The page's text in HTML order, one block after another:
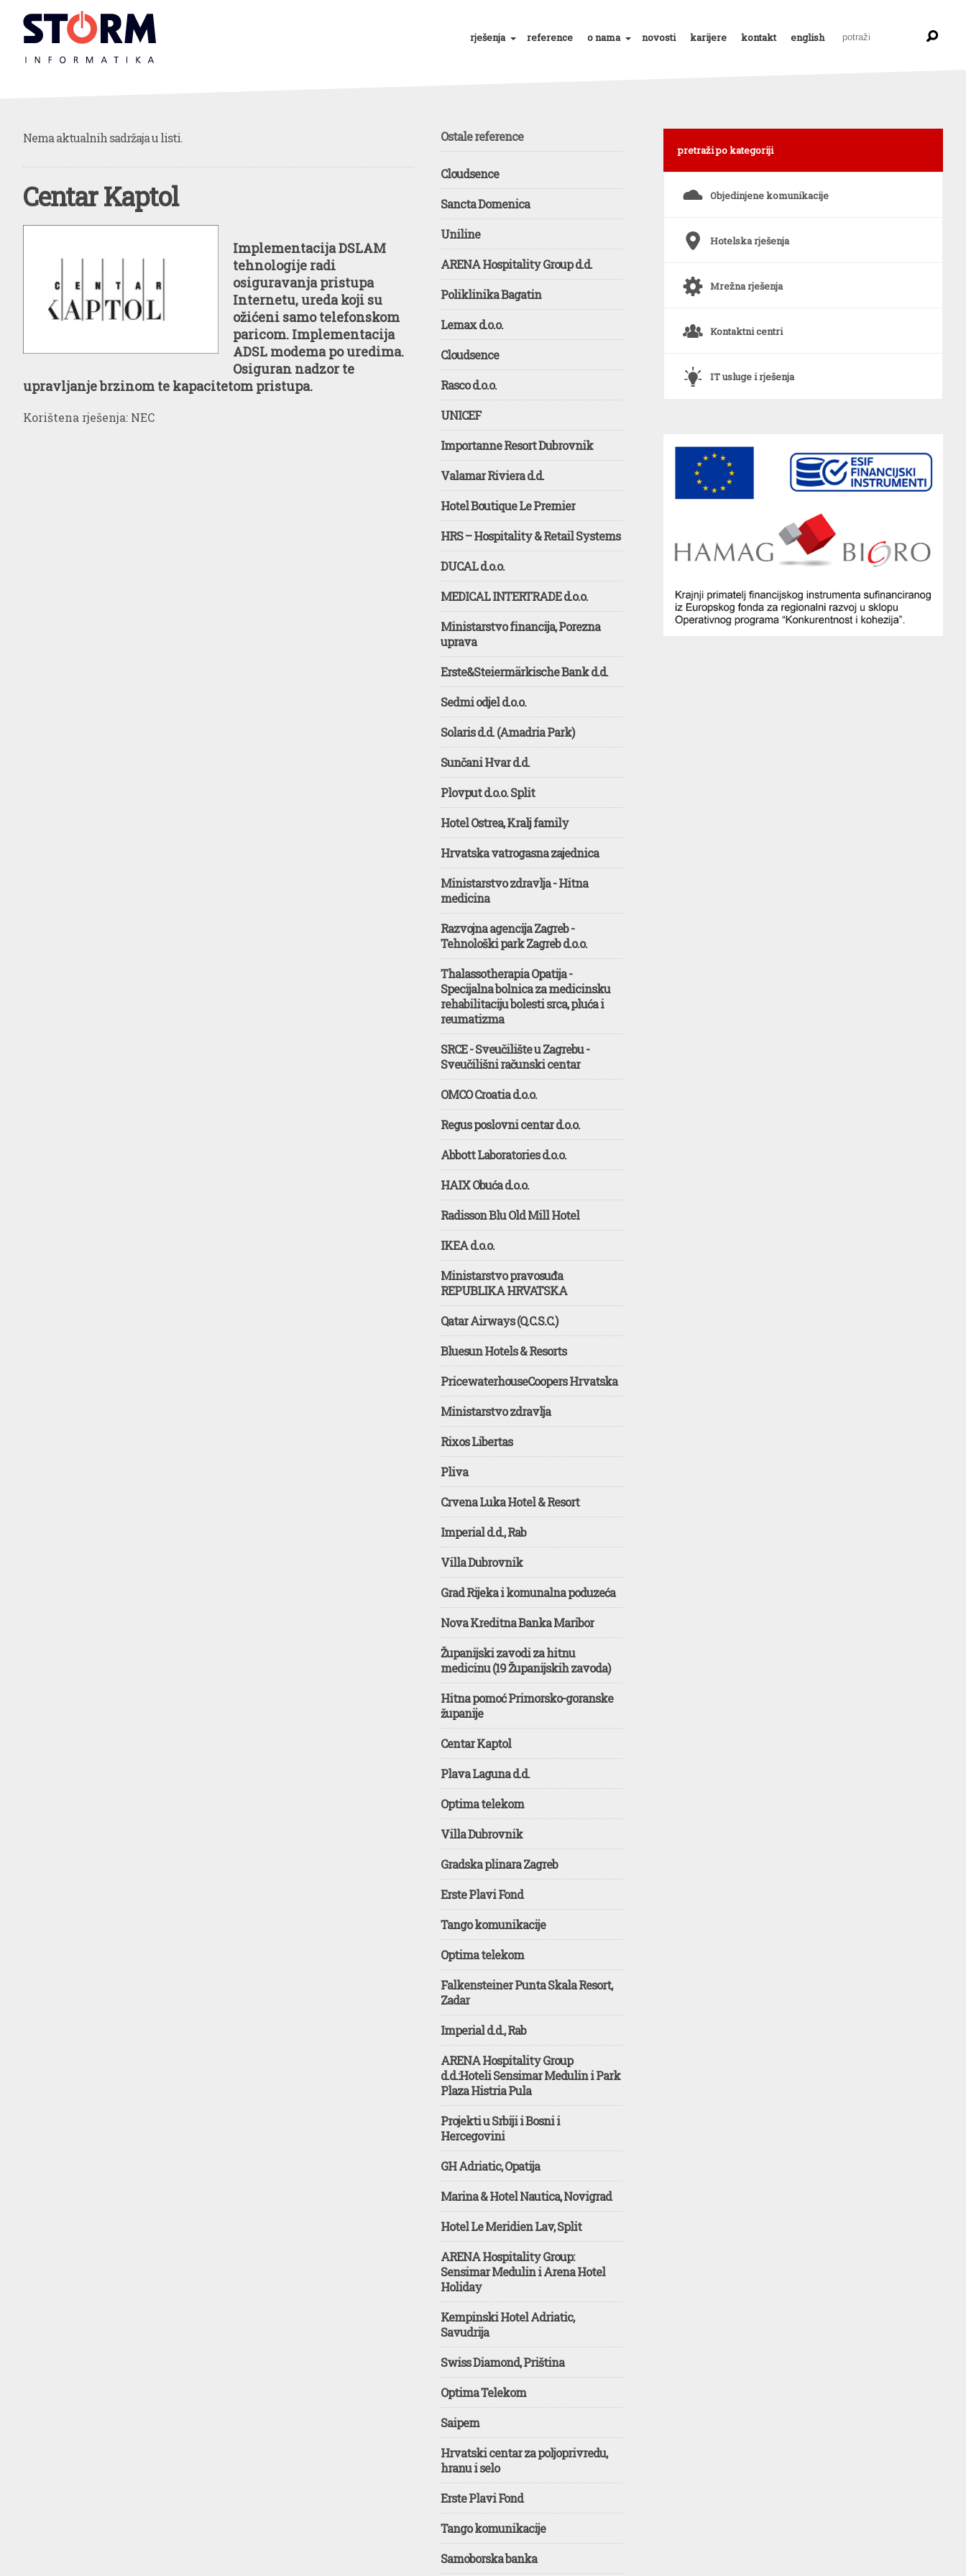
rješenja reference o nama novosti karijere kontakt english
Nema aktualnih sadržaja u listi.
Centar Kaptol
Implementacija DSLAM
tehnologije radi
osiguravanja pristupa
Internetu, ureda koji su
ožićeni samo telefonskom
paricom. Implementacija
ADSL modema po uredima.
Osiguran nadzor te
upravljanje brzinom te kapacitetom pristupa.
Korištena rješenja: NEC
Ostale reference
Cloudsence
Sancta Domenica
Uniline
ARENA Hospitality Group d.d.
Poliklinika Bagatin
Lemax d.o.o.
Cloudsence
Rasco d.o.o.
UNICEF
Importanne Resort Dubrovnik
Valamar Riviera d.d.
Hotel Boutique Le Premier
HRS – Hospitality & Retail Systems
DUCAL d.o.o.
MEDICAL INTERTRADE d.o.o.
Ministarstvo financija, Porezna
uprava
Erste&Steiermärkische Bank d.d.
Sedmi odjel d.o.o.
Solaris d.d. (Amadria Park)
Sunčani Hvar d.d.
Plovput d.o.o. Split
Hotel Ostrea, Kralj family
Hrvatska vatrogasna zajednica
Ministarstvo zdravlja - Hitna
medicina
Razvojna agencija Zagreb -
Tehnološki park Zagreb d.o.o.
Thalassotherapia Opatija -
Specijalna bolnica za medicinsku
rehabilitaciju bolesti srca, pluća i
reumatizma
SRCE - Sveučilište u Zagrebu -
Sveučilišni računski centar
OMCO Croatia d.o.o.
Regus poslovni centar d.o.o.
Abbott Laboratories d.o.o.
HAIX Obuća d.o.o.
Radisson Blu Old Mill Hotel
IKEA d.o.o.
Ministarstvo pravosuđa
REPUBLIKA HRVATSKA
Qatar Airways (Q.C.S.C.)
Bluesun Hotels & Resorts
PricewaterhouseCoopers Hrvatska
Ministarstvo zdravlja
Rixos Libertas
Pliva
Crvena Luka Hotel & Resort
Imperial d.d., Rab
Villa Dubrovnik
Grad Rijeka i komunalna poduzeća
Nova Kreditna Banka Maribor
Županijski zavodi za hitnu
medicinu (19 Županijskih zavoda)
Hitna pomoć Primorsko-goranske
županije
Centar Kaptol
Plava Laguna d.d.
Optima telekom
Villa Dubrovnik
Gradska plinara Zagreb
Erste Plavi Fond
Tango komunikacije
Optima telekom
Falkensteiner Punta Skala Resort,
Zadar
Imperial d.d., Rab
ARENA Hospitality Group
d.d.:Hoteli Sensimar Medulin i Park
Plaza Histria Pula
Projekti u Srbiji i Bosni i
Hercegovini
GH Adriatic, Opatija
Marina & Hotel Nautica, Novigrad
Hotel Le Meridien Lav, Split
ARENA Hospitality Group:
Sensimar Medulin i Arena Hotel
Holiday
Kempinski Hotel Adriatic,
Savudrija
Swiss Diamond, Priština
Optima Telekom
Saipem
Hrvatski centar za poljoprivredu,
hranu i selo
Erste Plavi Fond
Tango komunikacije
Samoborska banka
pretraži po kategoriji
s Objedinjene komunikacije
6 Hotelska rješenja
a Mrežna rješenja
o Kontaktni centri
` IT usluge i rješenja